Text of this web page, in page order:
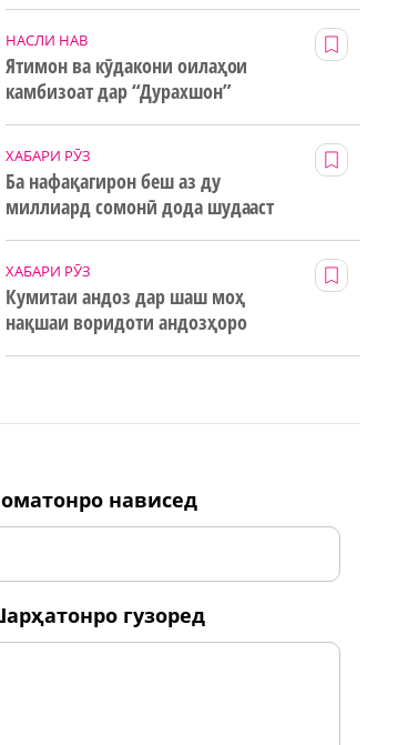
НАСЛИ НАВ
Ятимон ва кӯдакони оилаҳои
камбизоат дар “Дурахшон”
ХАБАРИ РӮЗ
Ба нафақагирон беш аз ду
миллиард сомонӣ дода шудааст
ХАБАРИ РӮЗ
Кумитаи андоз дар шаш моҳ
нақшаи воридоти андозҳоро
номатонро нависед
шарҳатонро гузоред